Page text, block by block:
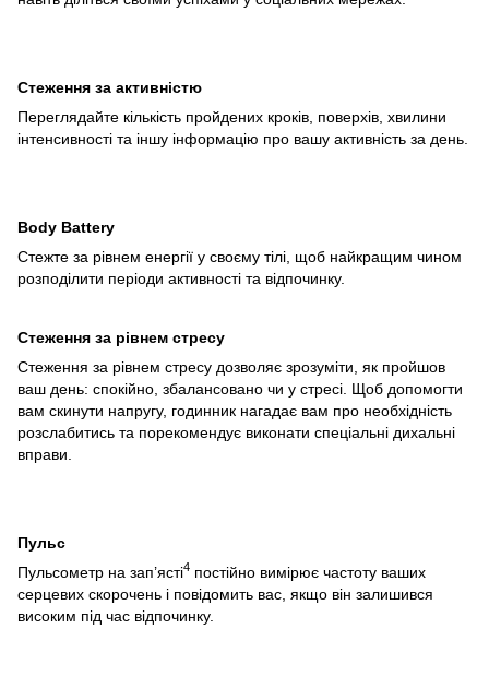
Стеження за активністю
Переглядайте кількість пройдених кроків, поверхів, хвилини
інтенсивності та іншу інформацію про вашу активність за день.
Body Battery
Стежте за рівнем енергії у своєму тілі, щоб найкращим чином
розподілити періоди активності та відпочинку.
Стеження за рівнем стресу
Стеження за рівнем стресу дозволяє зрозуміти, як пройшов
ваш день: спокійно, збалансовано чи у стресі. Щоб допомогти
вам скинути напругу, годинник нагадає вам про необхідність
розслабитись та порекомендує виконати спеціальні дихальні
вправи.
Пульс
Пульсометр на зап’ясті4 постійно вимірює частоту ваших
серцевих скорочень і повідомить вас, якщо він залишився
високим під час відпочинку.